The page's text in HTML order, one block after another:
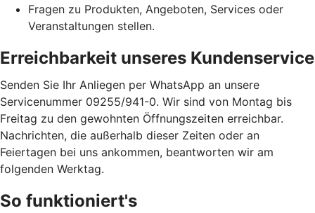
Fragen zu Produkten, Angeboten, Services oder
Veranstaltungen stellen.
Erreichbarkeit unseres Kundenservice
Senden Sie Ihr Anliegen per WhatsApp an unsere
Servicenummer 09255/941-0. Wir sind von Montag bis
Freitag zu den gewohnten Öffnungszeiten erreichbar.
Nachrichten, die außerhalb dieser Zeiten oder an
Feiertagen bei uns ankommen, beantworten wir am
folgenden Werktag.
So funktioniert's